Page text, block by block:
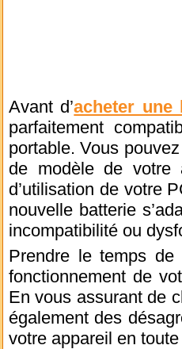
Avant d’acheter une
parfaitement
portable. Vous
de modèle de votre
d’utilisation de votre
nouvelle batterie
incompatibilité ou
Prendre le temps
fonctionnement de
En vous assurant de
également des
votre appareil en